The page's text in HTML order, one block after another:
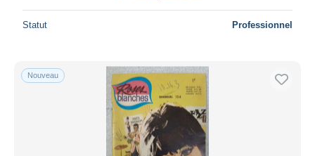
Statut Professionnel
Nouveau